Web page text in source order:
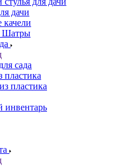
дачи
Шатры
сада
пластика
пластика
инвентарь